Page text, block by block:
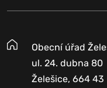
Obecní úřad
ul. 24. dubna 80
Želešice, 664 43